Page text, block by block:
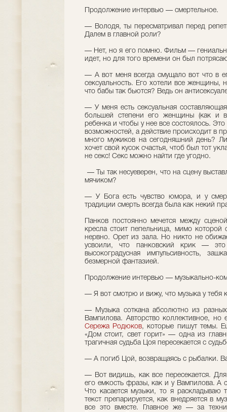
Продолжение интервью — смертельное.
— Володя, ты пересматривал перед
Далем в главной роли?
— Нет, но я его помню. Фильм —
идет, но для того времени он был
— А вот меня всегда смущало вот что в
сексуальность. Его хотели все женщины,
что бабы так бьются? Ведь он
— У меня есть сексуальная
большей степени его женщины (как и
ребенка и чтобы у нее все состоялось.
возможностей, а действие происходит в
много мужиков на сегодняшний день?
хочет свой кусок счастья, чтоб был тот
не секс! Секс можно найти где угодно.
— Ты так несуеверен, что на сцену
мячиком?
— У Бога есть чувство юмора, и у
традиции смерть всегда была как некий
Панков постоянно мечется между
кресла стоит пепельница, мимо которой
нервно. Орет из зала. Но никто не
усвоили, что панковский крик —
высокоградусная импульсивность,
безмерной фантазией.
Продолжение интервью — музыкально-
— Я вот смотрю и вижу, что музыка у тебя
— Музыка соткана абсолютно из
Вампилова. Авторство коллективное,
Сережа Родюков, которые пишут темы.
«Дом стоит, свет горит» — одна из
трагичная судьба Цоя пересекается с
— А погиб Цой, возвращаясь с рыбалки.
— Вот видишь, как все пересекается.
его емкость фразы, как и у Вампилова. А
Что касается музыки, то я раскладываю
текст препарируется, как внедряется в
все это вместе. Главное же — за